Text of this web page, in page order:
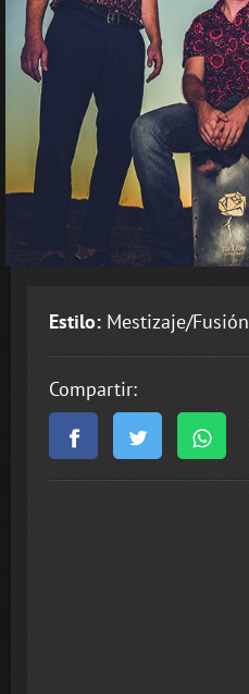
Estilo: Mestizaje/Fusión
Compartir: